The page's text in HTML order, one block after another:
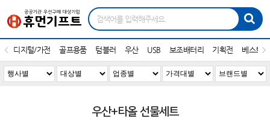
디지털/가전 골프용품 텀블러 우산 USB 보조배터리 기획전 베스트
우산+타올 선물세트